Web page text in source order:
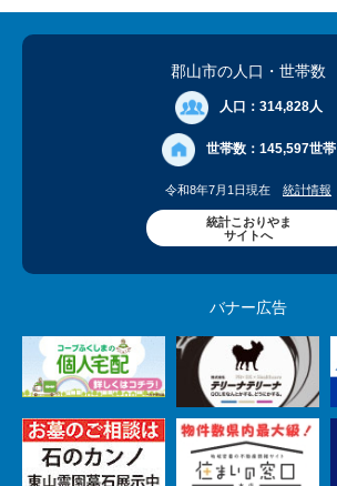
郡山市の人口 ・世帯数
人口： 314,828人
世帯数： 145,597世帯
令和8年7月1日現在 統計情報
統計こおりやま
サイトへ
バナー広告